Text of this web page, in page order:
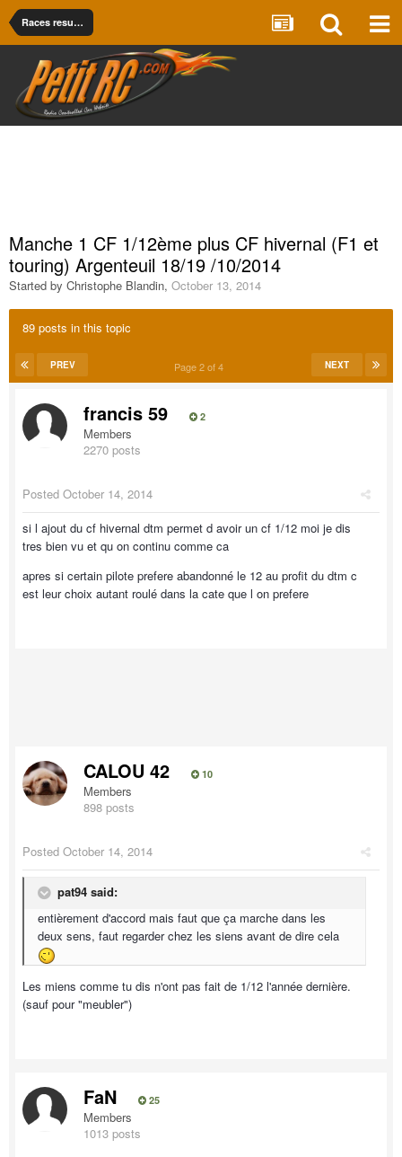
Races results
Manche 1 CF 1/12ème plus CF hivernal (F1 et
touring) Argenteuil 18/19 /10/2014
Started by Christophe Blandin, October 13, 2014
89 posts in this topic
PREV NEXT
Page 2 of 4
francis 59 2
Members
2270 posts
Posted October 14, 2014
si l ajout du cf hivernal dtm permet d avoir un cf 1/12 moi je dis
tres bien vu et qu on continu comme ca
apres si certain pilote prefere abandonné le 12 au profit du dtm c
est leur choix autant roulé dans la cate que l on prefere
CALOU 42 10
Members
898 posts
Posted October 14, 2014
pat94 said:
entièrement d'accord mais faut que ça marche dans les
deux sens, faut regarder chez les siens avant de dire cela
Les miens comme tu dis n'ont pas fait de 1/12 l'année dernière.
(sauf pour "meubler")
FaN 25
Members
1013 posts